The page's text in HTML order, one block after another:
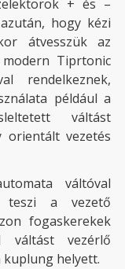
+ és –
hogy kézi
átvesszük az
Tiprtonic
rendelkeznek,
például a
váltást
orientált vezetés
váltóval
teszi a vezető
fogaskerekek
vezérlő
helyett.